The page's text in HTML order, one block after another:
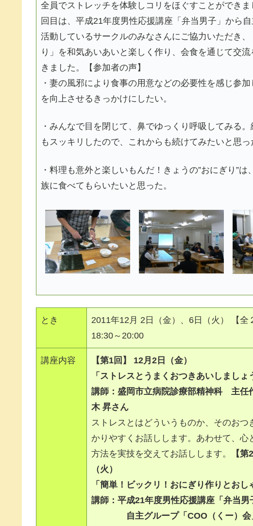
全員でストレッチを体験しコリをほぐすことができ
回目は、平成21年度男性応援講座「弁当男子」から
活動しているサークルのみなさんにご協力いただき
り」を和気あいあいと楽しく作り、会食を通じて交
きました。【参加者の声】
・妻の風邪により食事の用意などの必要性を感じ参加
を向上させるきっかけにしたい。
・みんなで目を閉じて、鼻でゆっくり呼吸してみる
もスッキリしたので、これからも続けてみたいと思っ
・料理も意外と楽しいもんだ！きょうの”おにぎり”は
族に食べてもらいたいと思った。
とき
2011年12月 2日（金）、6日（火） 【全
18:30～20:00
講座内容
【第1回】 12月2日（金）
「 ストレスとうまくおつきあいしましょ
講師：盛岡市立病院診療部精神科 主
木 昇さん
ストレスとはどういうものか、そのおつ
かりやすくお話しします。あわせて、心
方法を実技を交えてお話しします。
【
（火）
「簡単！ビックリ！おにぎり作りとおし
講師：平成21年度男性応援講座「弁当男
自主グループ「COO（くー）会